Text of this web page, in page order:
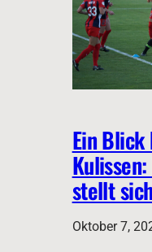
Ein
stellt
Oktober 7,